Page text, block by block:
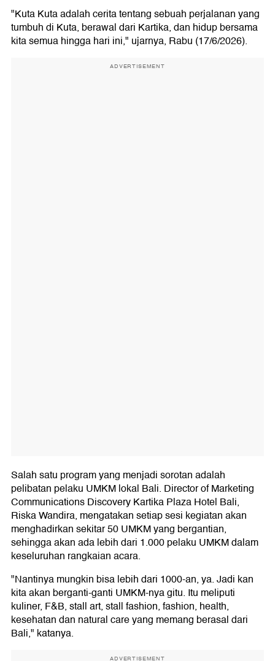
"Kuta Kuta adalah cerita tentang sebuah perjalanan yang
tumbuh di Kuta, berawal dari Kartika, dan hidup bersama
kita semua hingga hari ini," ujarnya, Rabu (17/6/2026).
ADVERTISEMENT
Salah satu program yang menjadi sorotan adalah
pelibatan pelaku UMKM lokal Bali. Director of Marketing
Communications Discovery Kartika Plaza Hotel Bali,
Riska Wandira, mengatakan setiap sesi kegiatan akan
menghadirkan sekitar 50 UMKM yang bergantian,
sehingga akan ada lebih dari 1.000 pelaku UMKM dalam
keseluruhan rangkaian acara.
"Nantinya mungkin bisa lebih dari 1000-an, ya. Jadi kan
kita akan berganti-ganti UMKM-nya gitu. Itu meliputi
kuliner, F&B, stall art, stall fashion, fashion, health,
kesehatan dan natural care yang memang berasal dari
Bali," katanya.
ADVERTISEMENT